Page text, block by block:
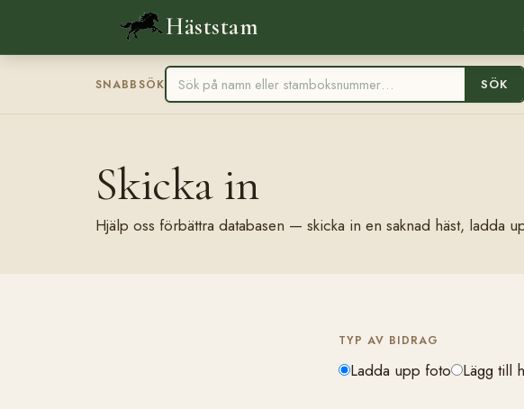
Häststam
SNABBSÖK SÖK
Skicka in
Hjälp oss förbättra databasen — skicka in en saknad häst, ladda
TYP AV BIDRAG
Ladda upp foto Lägg till